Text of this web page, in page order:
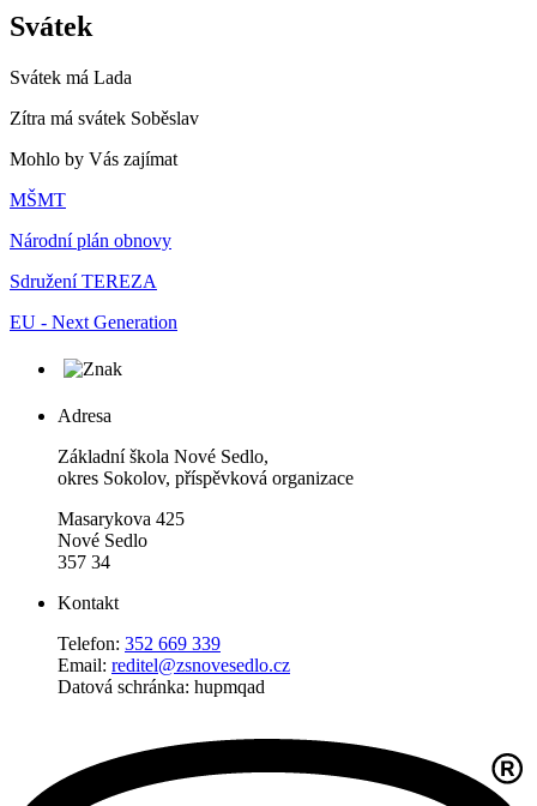
Svátek
Svátek má Lada
Zítra má svátek Soběslav
Mohlo by Vás zajímat
MŠMT
Národní plán obnovy
Sdružení TEREZA
EU - Next Generation
Adresa
Základní škola Nové Sedlo,
okres Sokolov, příspěvková organizace
Masarykova 425
Nové Sedlo
357 34
Kontakt
Telefon: 352 669 339
Email: reditel@zsnovesedlo.cz
Datová schránka: hupmqad